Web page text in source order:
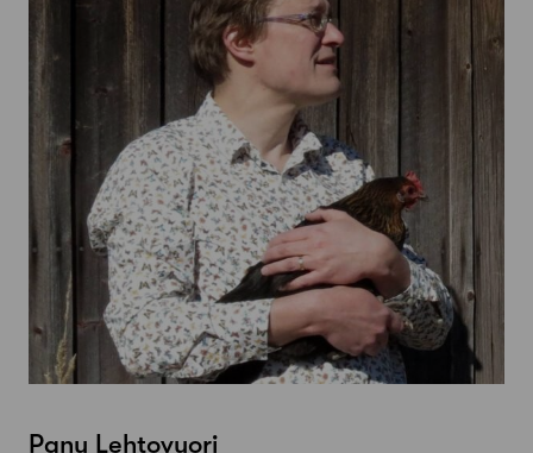
Panu Lehtovuori